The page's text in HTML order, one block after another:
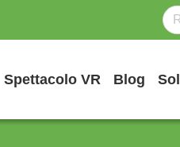
Spettacolo VR Blog